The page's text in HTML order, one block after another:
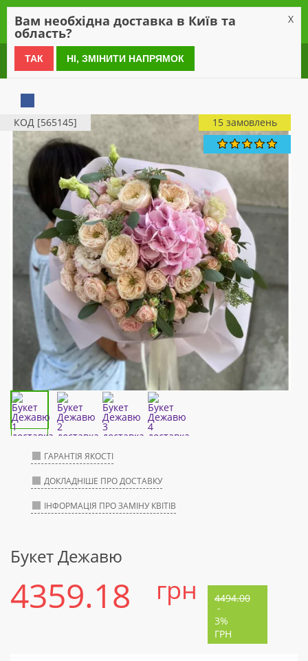
0 800 21 54 55
КОД [565145] 15 замовлень
ГАРАНТІЯ ЯКОСТІ
ДОКЛАДНІШЕ ПРО ДОСТАВКУ
ІНФОРМАЦІЯ ПРО ЗАМІНУ КВІТІВ
Букет Дежавю
4359.18 грн 4494.00
-
3%
ГРН
Вам необхідна доставка в Київ та
область?
X
ТАК НІ, ЗМІНИТИ НАПРЯМОК